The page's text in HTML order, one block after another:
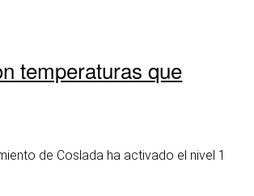
temperaturas que
de Coslada ha activado el nivel 1